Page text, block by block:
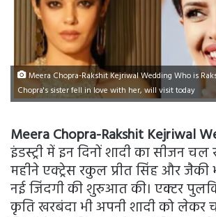
Meera Chopra-Rakshit Kejriwal Wedding Who is
Chopra's sister fell in love with her, will visit today
Meera Chopra-Rakshit Kejriwal
इंडस्ट्री में इन दिनों शादी का सीजन
महीने एक्ट्रेस रकुल प्रीत सिंह और जैकी
नई जिंदगी की शुरुआत की। एक्टर
कृति खरबंदा भी अपनी शादी को लेकर